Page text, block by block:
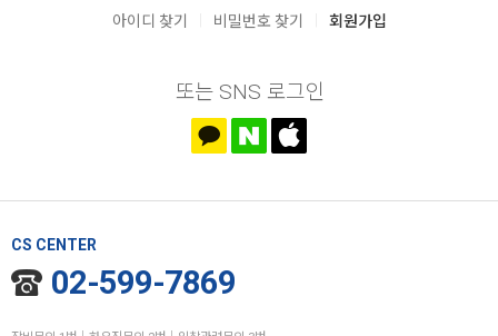
아이디 찾기 비밀번호 찾기 회원가입
또는 SNS 로그인
CS CENTER
02-599-7869